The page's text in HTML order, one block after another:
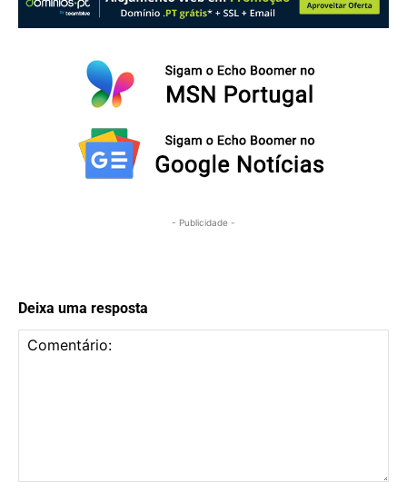
- Publicidade -
Deixa uma resposta